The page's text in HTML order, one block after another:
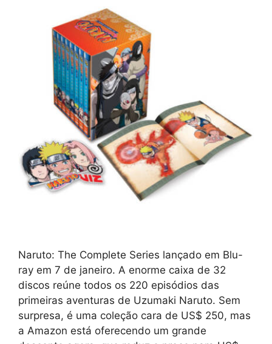
Naruto: The Complete Series lançado em Blu-
ray em 7 de janeiro. A enorme caixa de 32
discos reúne todos os 220 episódios das
primeiras aventuras de Uzumaki Naruto. Sem
surpresa, é uma coleção cara de US$ 250, mas
a Amazon está oferecendo um grande